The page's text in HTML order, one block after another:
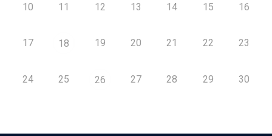
10 11 12 13 14 15 16
17 18 19 20 21 22 23
24 25 26 27 28 29 30